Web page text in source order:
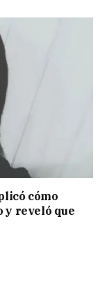
cómo
y reveló que